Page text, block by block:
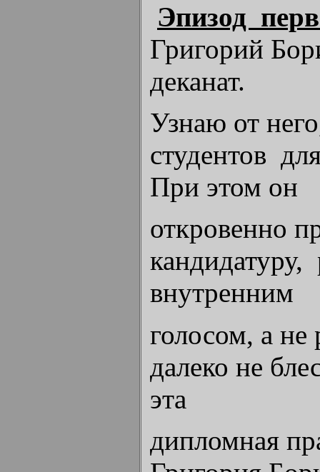
Эпизод
Григорий
деканат.
Узнаю от
студентов
При этом он
откровенно
кандидатуру,
внутренним
голосом, а не
далеко не
эта
дипломная